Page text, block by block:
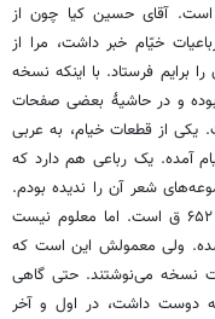
آقای حسین کیا چون از
خیّام خبر داشت، مرا از
برایم فرستاد. با اینکه نسخه
بوده و در حاشیۀ بعضی صفحات
از قطعات خیام، به عربی
آمده. یک رباعی هم دارد که
شعر آن را ندیده‌ بودم.
تاریخ کتابت این نسخه، همان‌طور که گفتم سال ۶۵۲ ق است. اما معلوم نیست
ولی معمولش این است که
نسخه می‌نوشتند. حتی گاهی
دوست داشت، در اول و آخر